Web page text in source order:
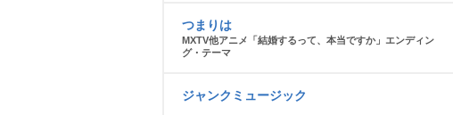
つまりは
MXTV他アニメ「結婚するって、本当ですか」エンディン
グ・テーマ
ジャンクミュージック